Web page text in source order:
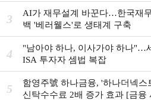
3
AI가 재무설계 바꾼다…한국재
백 '베러웰스'로 생태계 구축
4
"남아야 하나, 이사가야 하나"…
ISA 투자자 셈법 복잡
5
함영주號 하나금융, '하나더넥
신탁수수료 2배 증가 효과 [금융